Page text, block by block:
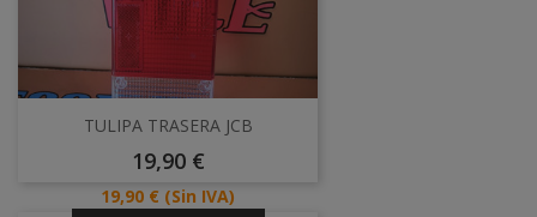
TULIPA TRASERA JCB
Precio
19,90 €
Precio
19,90 € (Sin IVA)